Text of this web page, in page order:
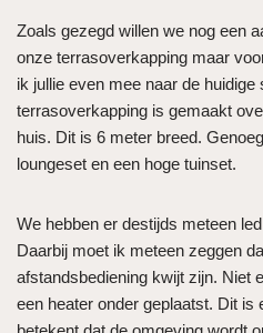
Zoals gezegd willen we nog een
onze terrasoverkapping maar
ik jullie even mee naar de huidige
terrasoverkapping is gemaakt
huis. Dit is 6 meter breed.
loungeset en een hoge tuinset.
We hebben er destijds meteen
Daarbij moet ik meteen zeggen
afstandsbediening kwijt zijn. Niet
een heater onder geplaatst. Dit is